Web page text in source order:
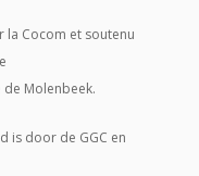
la Cocom et soutenu
de Molenbeek.
is door de GGC en